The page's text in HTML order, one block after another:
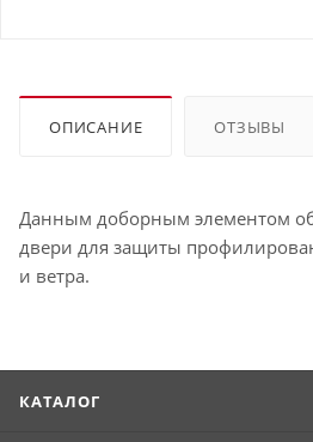
ОПИСАНИЕ ОТЗЫВЫ
Данным доборным элементом
двери для защиты
и ветра.
КАТАЛОГ